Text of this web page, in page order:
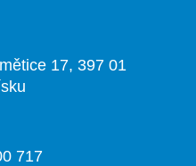
17, 397 01
717